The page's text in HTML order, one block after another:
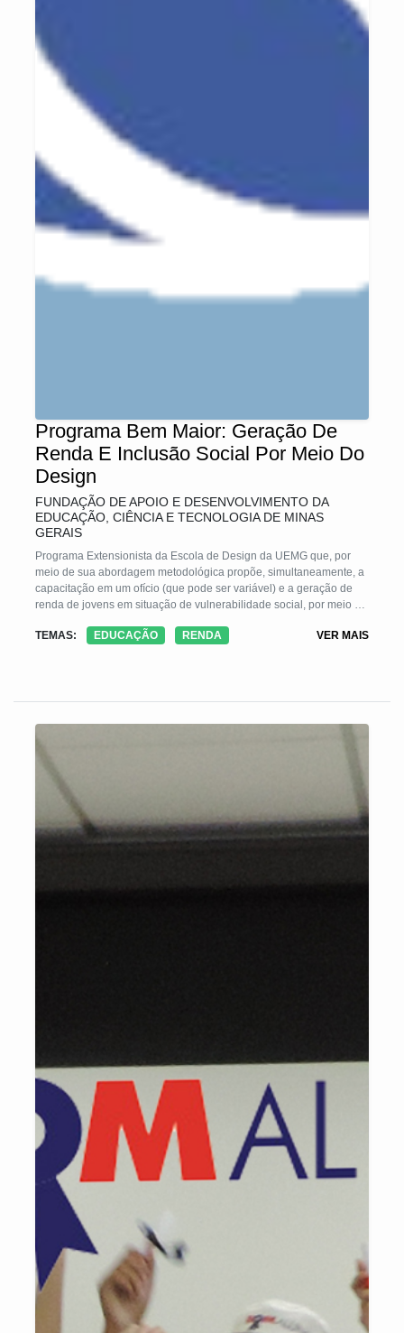
Programa Bem Maior: Geração De
Renda E Inclusão Social Por Meio Do
Design
FUNDAÇÃO DE APOIO E DESENVOLVIMENTO DA
EDUCAÇÃO, CIÊNCIA E TECNOLOGIA DE MINAS
GERAIS
Programa Extensionista da Escola de Design da UEMG que, por
meio de sua abordagem metodológica propõe, simultaneamente, a
capacitação em um ofício (que pode ser variável) e a geração de
renda de jovens em situação de vulnerabilidade social, por meio da
capacitação. Para isso, baseia-se no potencial criativo da
TEMAS: EDUCAÇÃO RENDA VER MAIS